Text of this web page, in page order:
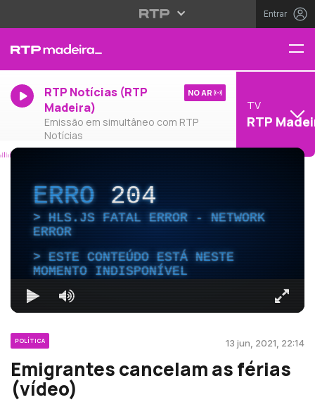
Entrar
RTP Notícias (RTP
Madeira)
Emissão em simultâneo com RTP
Notícias
NO AR
TV
RTP
ERRO204
HLS.JS FATAL ERROR - NETWORK
ERROR
ESTE CONTEÚDO ESTÁ NESTE
MOMENTO INDISPONÍVEL
POLÍTICA 13 jun, 2021, 22:14
Emigrantes cancelam as férias
(vídeo)